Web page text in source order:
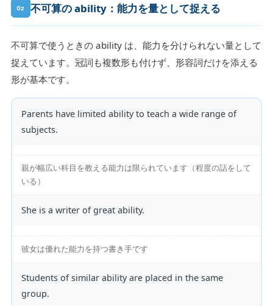
02 不可算の ability：能力を量として捉える
不可算で使うときの ability は、能力を分けられない量として
捉えています。冠詞も複数形も付けず、形容詞だけを添える
形が基本です。
Parents have limited ability to teach a wide range of
subjects.
親が幅広い科目を教える能力は限られています（程度の話をして
いる）
She is a writer of great ability.
彼女は優れた能力を持つ書き手です
Students of similar ability are placed in the same
group.